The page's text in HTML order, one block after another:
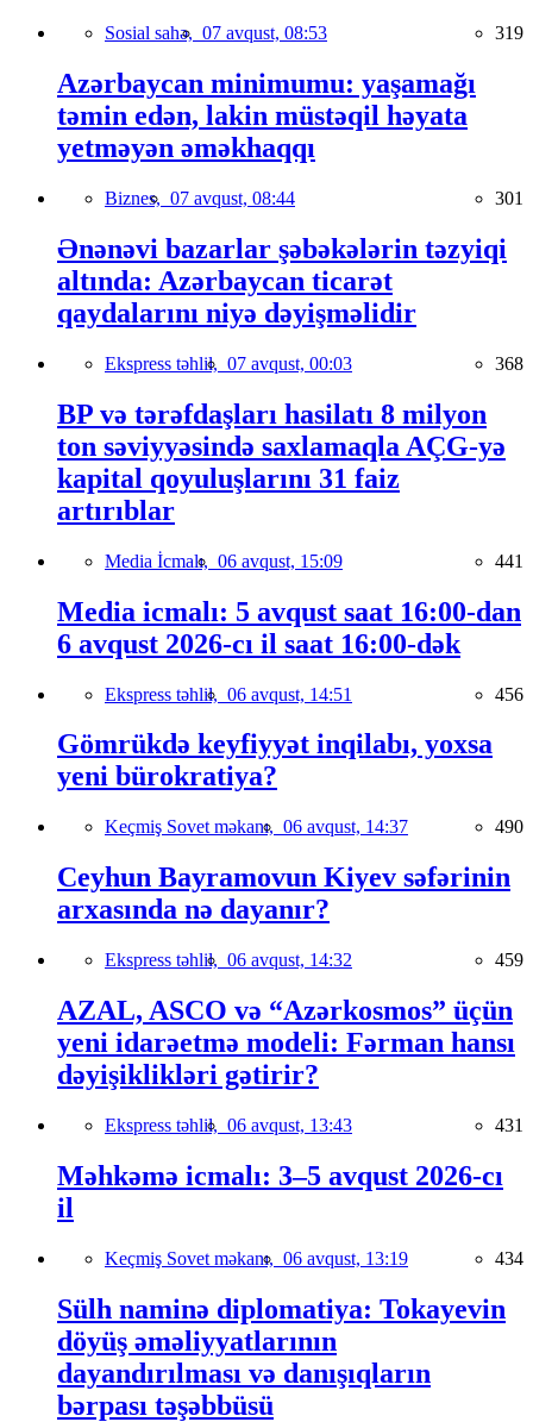
Sosial sahə, 07 avqust, 08:53 319
Azərbaycan minimumu: yaşamağı
təmin edən, lakin müstəqil həyata
yetməyən əməkhaqqı
Biznes, 07 avqust, 08:44 301
Ənənəvi bazarlar şəbəkələrin təzyiqi
altında: Azərbaycan ticarət
qaydalarını niyə dəyişməlidir
Ekspress təhlil, 07 avqust, 00:03 368
BP və tərəfdaşları hasilatı 8 milyon
ton səviyyəsində saxlamaqla AÇG-yə
kapital qoyuluşlarını 31 faiz
artırıblar
Media İcmalı, 06 avqust, 15:09 441
Media icmalı: 5 avqust saat 16:00-dan
6 avqust 2026-cı il saat 16:00-dək
Ekspress təhlil, 06 avqust, 14:51 456
Gömrükdə keyfiyyət inqilabı, yoxsa
yeni bürokratiya?
Keçmiş Sovet məkanı, 06 avqust, 14:37 490
Ceyhun Bayramovun Kiyev səfərinin
arxasında nə dayanır?
Ekspress təhlil, 06 avqust, 14:32 459
AZAL, ASCO və “Azərkosmos” üçün
yeni idarəetmə modeli: Fərman hansı
dəyişiklikləri gətirir?
Ekspress təhlil, 06 avqust, 13:43 431
Məhkəmə icmalı: 3–5 avqust 2026-cı
il
Keçmiş Sovet məkanı, 06 avqust, 13:19 434
Sülh naminə diplomatiya: Tokayevin
döyüş əməliyyatlarının
dayandırılması və danışıqların
bərpası təşəbbüsü